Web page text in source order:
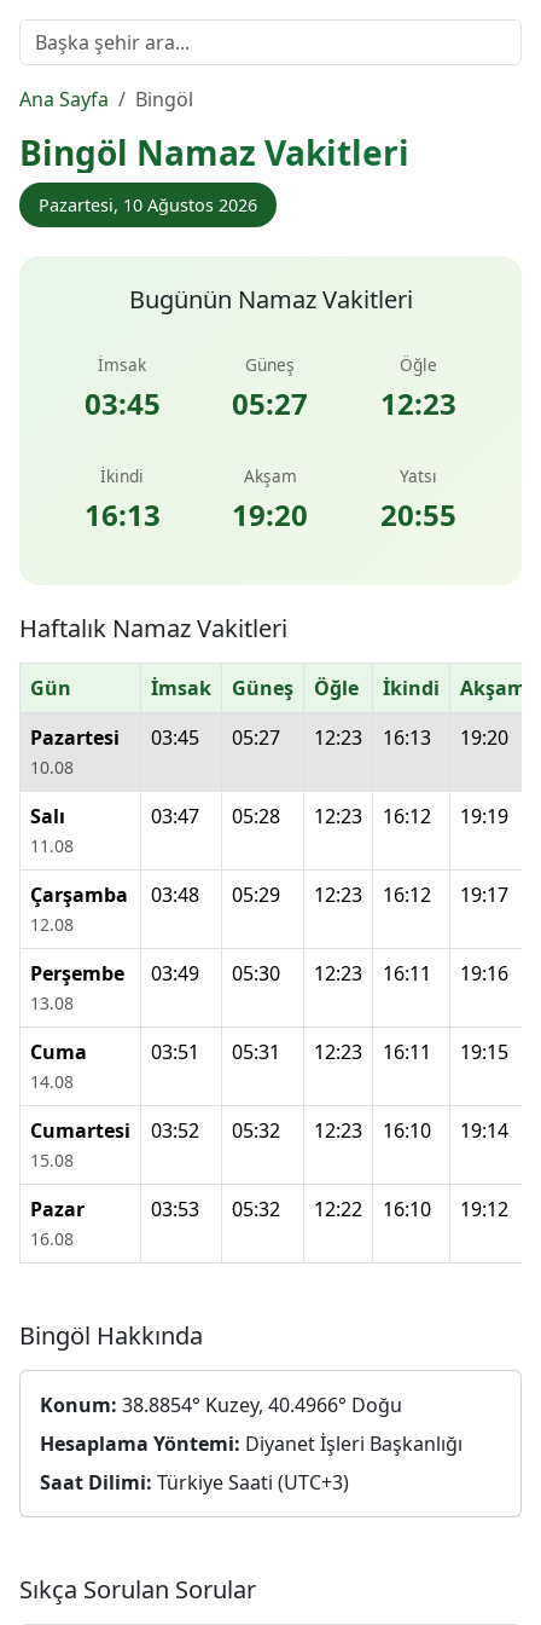
Ana Sayfa Bingöl
Bingöl Namaz Vakitleri
Pazartesi, 10 Ağustos 2026
Bugünün Namaz Vakitleri
İmsak
03:45
Güneş
05:27
Öğle
12:23
İkindi
16:13
Akşam
19:20
Yatsı
20:55
Haftalık Namaz Vakitleri
Gün İmsak Güneş Öğle İkindi
Akşam
Pazartesi
10.08
03:45 05:27 12:23 16:13 19:20
Salı
11.08
03:47 05:28 12:23 16:12 19:19
Çarşamba
12.08
03:48 05:29 12:23 16:12 19:17
Perşembe
13.08
03:49 05:30 12:23 16:11 19:16
Cuma
14.08
03:51 05:31 12:23 16:11 19:15
Cumartesi
15.08
03:52 05:32 12:23 16:10 19:14
Pazar
16.08
03:53 05:32 12:22 16:10 19:12
Bingöl Hakkında
Konum: 38.8854° Kuzey, 40.4966° Doğu
Hesaplama Yöntemi: Diyanet İşleri Başkanlığı
Saat Dilimi: Türkiye Saati (UTC+3)
Sıkça Sorulan Sorular